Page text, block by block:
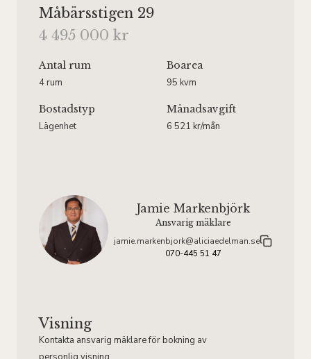
Måbärsstigen 29
4 495 000 kr
Antal rum
4 rum
Boarea
95 kvm
Bostadstyp
Lägenhet
Månadsavgift
6 521 kr/mån
Jamie Markenbjörk
Ansvarig mäklare
jamie.markenbjork@aliciaedelman.se
070-445 51 47
Visning
Kontakta ansvarig mäklare för bokning av